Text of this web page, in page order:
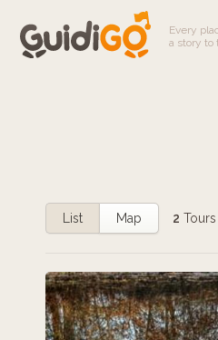
Every
a story to
List Map 2 Tours